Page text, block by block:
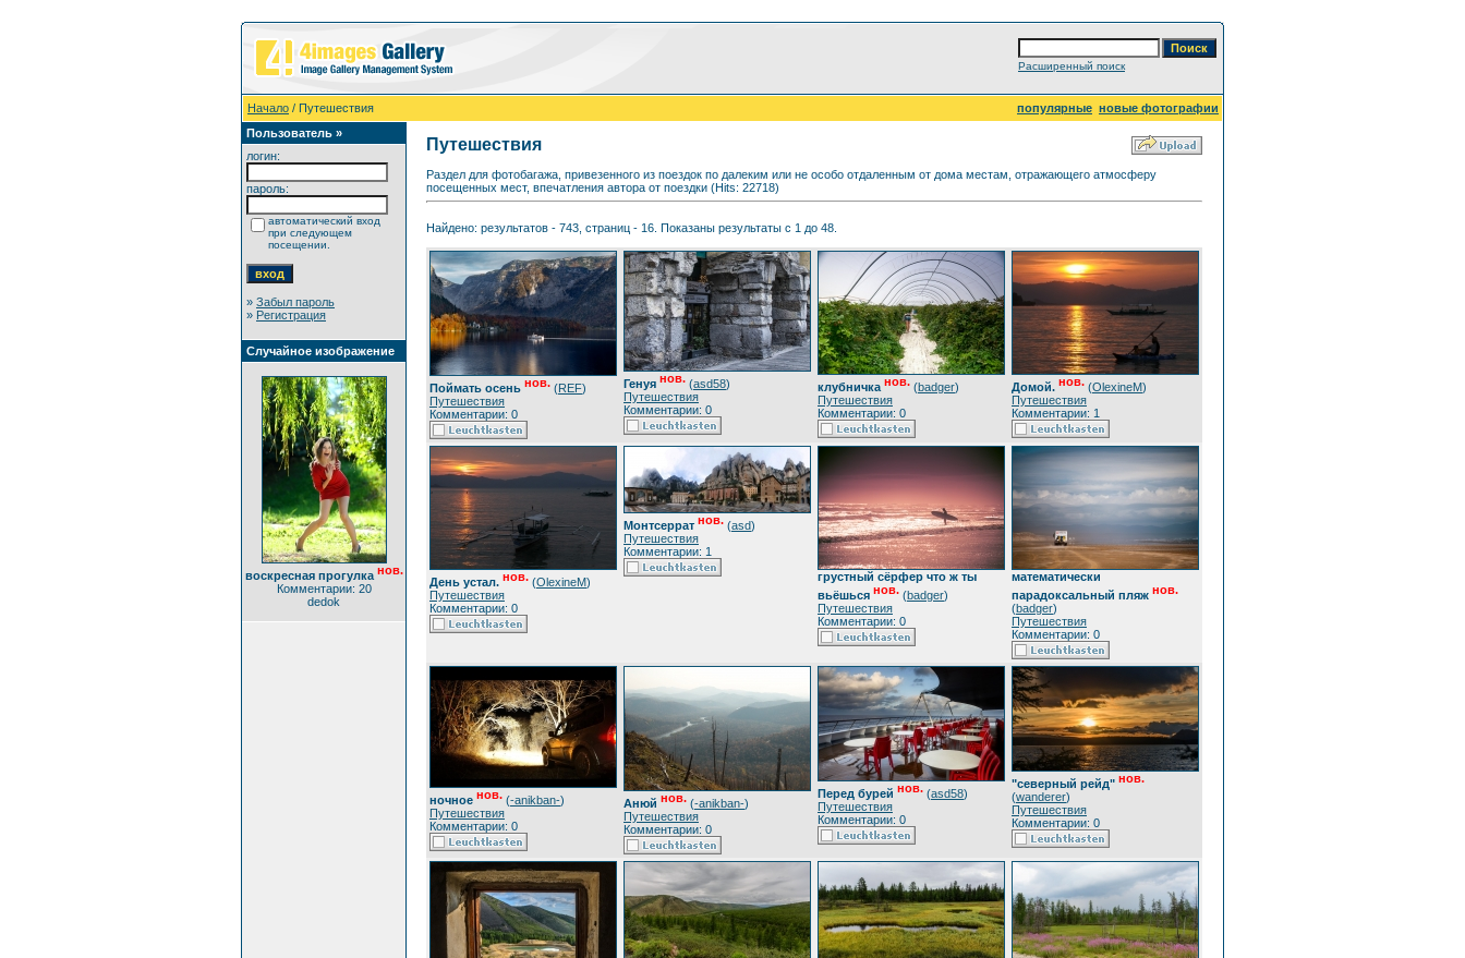
Расширенный поиск
Начало / Путешествия популярные новые фотографии
Пользователь »
логин:
пароль:
автоматический вход
при следующем
посещении.
» Забыл пароль
» Регистрация
Случайное изображение
воскресная прогулка нов.
Комментарии: 20
dedok
Путешествия
Раздел для фотобагажа, привезенного из поездок по далеким или не особо отдаленным от дома местам, отражающего атмосферу
посещенных мест, впечатления автора от поездки (Hits: 22718)
Найдено: результатов - 743, страниц - 16. Показаны результаты с 1 до 48.
Поймать осень нов. (REF)
Путешествия
Комментарии: 0
Генуя нов. (asd58)
Путешествия
Комментарии: 0
клубничка нов. (badger)
Путешествия
Комментарии: 0
Домой. нов. (OlexineM)
Путешествия
Комментарии: 1
День устал. нов. (OlexineM)
Путешествия
Комментарии: 0
Монтсеррат нов. (asd)
Путешествия
Комментарии: 1
грустный сёрфер что ж ты
вьёшься нов. (badger)
Путешествия
Комментарии: 0
математически
парадоксальный пляж нов.
(badger)
Путешествия
Комментарии: 0
ночное нов. (-anikban-)
Путешествия
Комментарии: 0
Анюй нов. (-anikban-)
Путешествия
Комментарии: 0
Перед бурей нов. (asd58)
Путешествия
Комментарии: 0
"северный рейд" нов.
(wanderer)
Путешествия
Комментарии: 0